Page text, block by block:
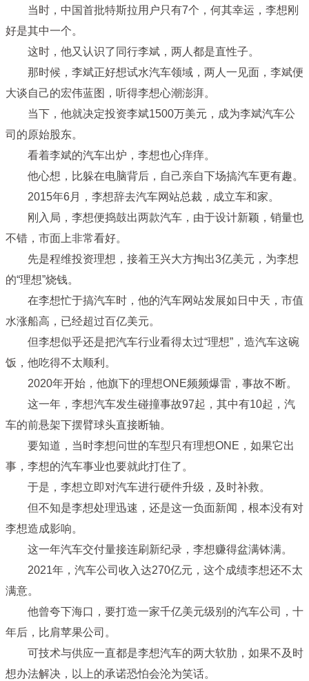
当时，中国首批特斯拉用户只有7个，何其幸运，李想刚
好是其中一个。
这时，他又认识了同行李斌，两人都是直性子。
那时候，李斌正好想试水汽车领域，两人一见面，李斌便
大谈自己的宏伟蓝图，听得李想心潮澎湃。
当下，他就决定投资李斌1500万美元，成为李斌汽车公
司的原始股东。
看着李斌的汽车出炉，李想也心痒痒。
他心想，比躲在电脑背后，自己亲自下场搞汽车更有趣。
2015年6月，李想辞去汽车网站总裁，成立车和家。
刚入局，李想便捣鼓出两款汽车，由于设计新颖，销量也
不错，市面上非常看好。
先是程维投资理想，接着王兴大方掏出3亿美元，为李想
的“理想”烧钱。
在李想忙于搞汽车时，他的汽车网站发展如日中天，市值
水涨船高，已经超过百亿美元。
但李想似乎还是把汽车行业看得太过“理想”，造汽车这碗
饭，他吃得不太顺利。
2020年开始，他旗下的理想ONE频频爆雷，事故不断。
这一年，李想汽车发生碰撞事故97起，其中有10起，汽
车的前悬架下摆臂球头直接断轴。
要知道，当时李想问世的车型只有理想ONE，如果它出
事，李想的汽车事业也要就此打住了。
于是，李想立即对汽车进行硬件升级，及时补救。
但不知是李想处理迅速，还是这一负面新闻，根本没有对
李想造成影响。
这一年汽车交付量接连刷新纪录，李想赚得盆满钵满。
2021年，汽车公司收入达270亿元，这个成绩李想还不太
满意。
他曾夸下海口，要打造一家千亿美元级别的汽车公司，十
年后，比肩苹果公司。
可技术与供应一直都是李想汽车的两大软肋，如果不及时
想办法解决，以上的承诺恐怕会沦为笑话。